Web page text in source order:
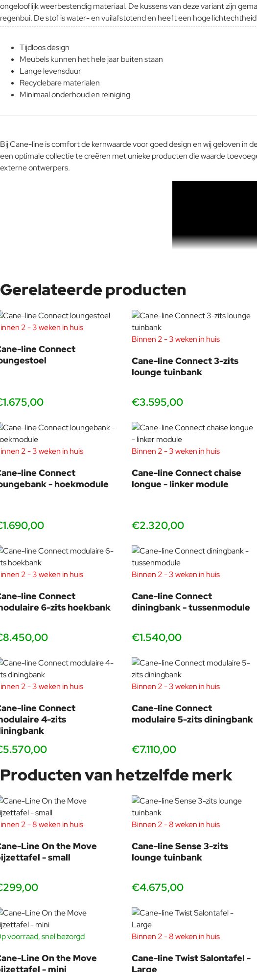
ongelooflijk weerbestendig materiaal. De kussens van deze variant zijn
regenbui. De stof is water- en vuilafstotend en heeft een hoge
Tijdloos design
Meubels kunnen het hele jaar buiten staan
Lange levensduur
Recyclebare materialen
Minimaal onderhoud en reiniging
Bij Cane-line is comfort de kernwaarde voor goed design en wij geloven
een ​​optimale collectie te creëren met unieke producten die waarde
externe ontwerpers.
Gerelateerde producten
2 - 3 weken in huis
line Connect
Binnen 2 - 3 weken in huis
Cane-line Connect 3-zits
lounge tuinbank
€3.595,00
2 - 3 weken in huis
line Connect
- hoekmodule
Binnen 2 - 3 weken in huis
Cane-line Connect chaise
longue - linker module
€2.320,00
2 - 3 weken in huis
line Connect
6-zits hoekbank
Binnen 2 - 3 weken in huis
Cane-line Connect
diningbank - tussenmodule
€1.540,00
2 - 3 weken in huis
line Connect
4-zits
Binnen 2 - 3 weken in huis
Cane-line Connect
modulaire 5-zits diningbank
€7.110,00
Producten van hetzelfde merk
2 - 8 weken in huis
Line On the Move
- small
Binnen 2 - 8 weken in huis
Cane-line Sense 3-zits
lounge tuinbank
€4.675,00
voorraad, snel bezorgd
Line On the Move
- mini
Binnen 2 - 8 weken in huis
Cane-line Twist Salontafel -
Large